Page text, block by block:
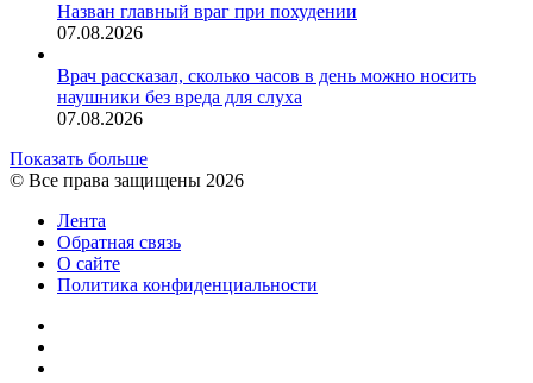
Назван главный враг при похудении
07.08.2026
Врач рассказал, сколько часов в день можно носить
наушники без вреда для слуха
07.08.2026
Показать больше
© Все права защищены 2026
Лента
Обратная связь
О сайте
Политика конфиденциальности